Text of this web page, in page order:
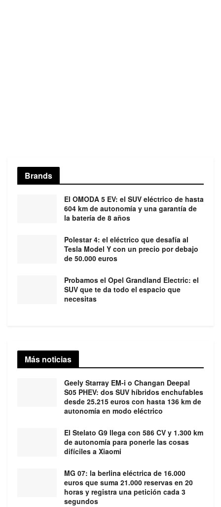
Brands
El OMODA 5 EV: el SUV eléctrico de hasta
604 km de autonomía y una garantía de
la batería de 8 años
Polestar 4: el eléctrico que desafía al
Tesla Model Y con un precio por debajo
de 50.000 euros
Probamos el Opel Grandland Electric: el
SUV que te da todo el espacio que
necesitas
Más noticias
Geely Starray EM-i o Changan Deepal
S05 PHEV: dos SUV híbridos enchufables
desde 25.215 euros con hasta 136 km de
autonomía en modo eléctrico
El Stelato G9 llega con 586 CV y 1.300 km
de autonomía para ponerle las cosas
difíciles a Xiaomi
MG 07: la berlina eléctrica de 16.000
euros que suma 21.000 reservas en 20
horas y registra una petición cada 3
segundos